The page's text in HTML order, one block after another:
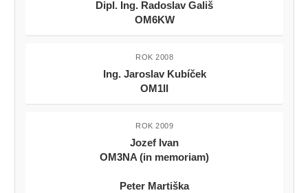
Dipl. Ing. Radoslav Gališ
OM6KW
ROK 2008
Ing. Jaroslav Kubíček
OM1II
ROK 2009
Jozef Ivan
OM3NA (in memoriam)
Peter Martiška